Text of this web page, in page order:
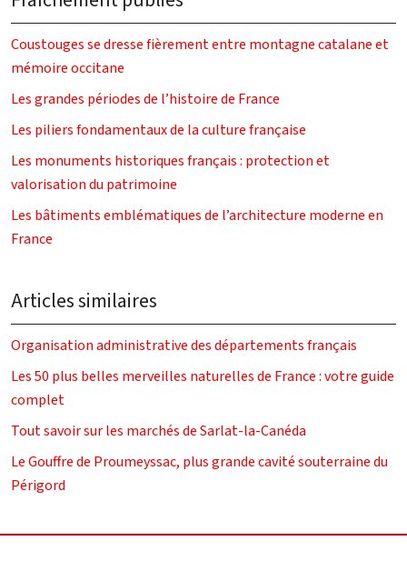
Coustouges se dresse fièrement entre montagne catalane et
mémoire occitane
Les grandes périodes de l’histoire de France
Les piliers fondamentaux de la culture française
Les monuments historiques français : protection et
valorisation du patrimoine
Les bâtiments emblématiques de l’architecture moderne en
France
Articles similaires
Organisation administrative des départements français
Les 50 plus belles merveilles naturelles de France : votre guide
complet
Tout savoir sur les marchés de Sarlat-la-Canéda
Le Gouffre de Proumeyssac, plus grande cavité souterraine du
Périgord